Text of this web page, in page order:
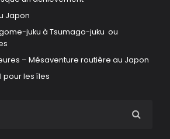
Japon
juku à Tsumago-juku ou
– Mésaventure routière au Japon
pour les îles